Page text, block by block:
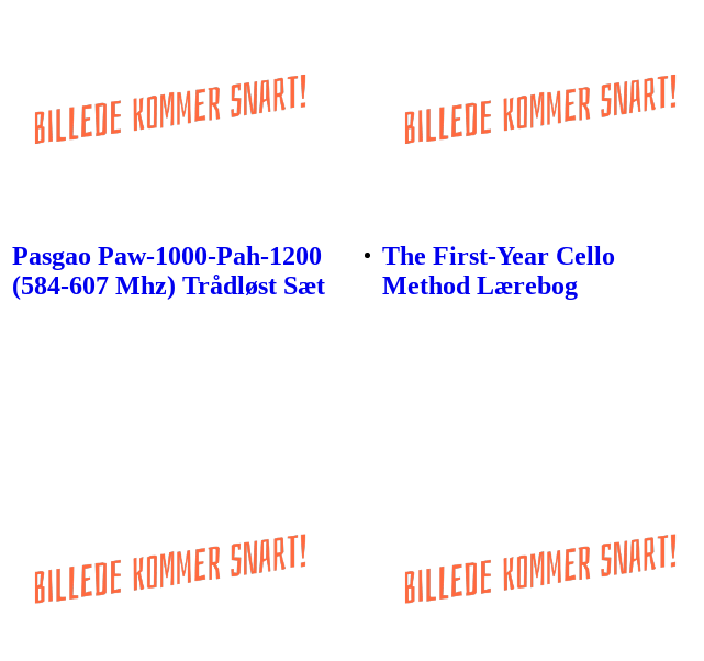
Pasgao Paw-1000-Pah-1200
(584-607 Mhz) Trådløst Sæt
The First-Year Cello
Method Lærebog